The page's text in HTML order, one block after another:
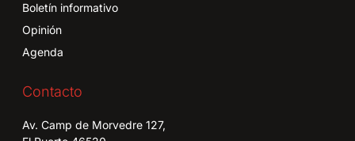
Boletín informativo
Opinión
Agenda
Contacto
Av. Camp de Morvedre 127,